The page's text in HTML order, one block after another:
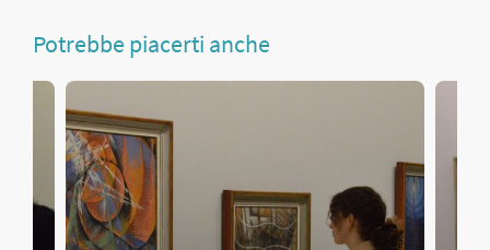
Potrebbe piacerti anche